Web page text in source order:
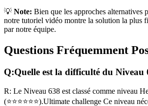
💡 Note: Bien que les approches alternatives
notre tutoriel vidéo montre la solution la plus
par notre équipe.
Questions Fréquemment
Q:Quelle est la difficulté du Niveau
R: Le Niveau 638 est classé comme niveau
(⭐⭐⭐⭐⭐⭐).Ultimate challenge Ce niveau